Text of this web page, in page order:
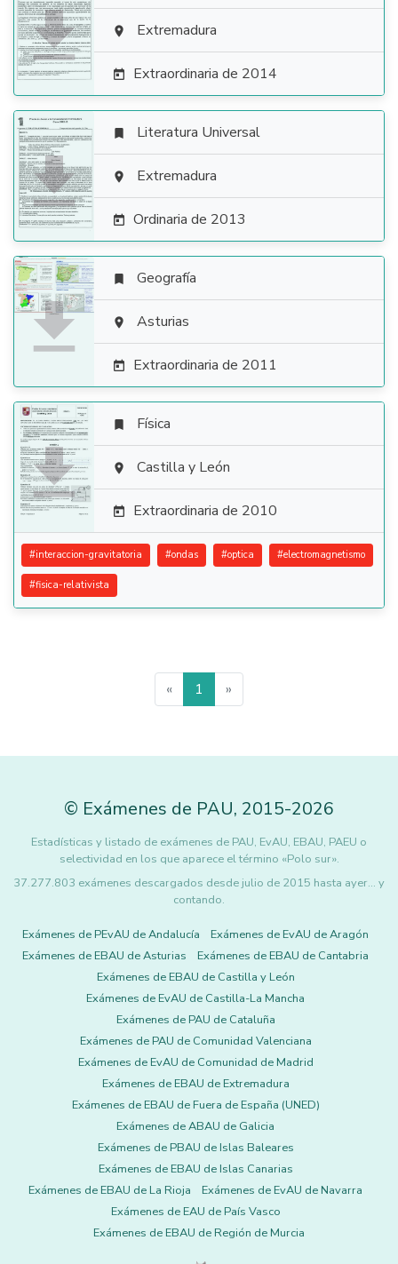
  Extremadura
 Extraordinaria de 2014

 Literatura Universal
 Extremadura
 Ordinaria de 2013

 Geografía
 Asturias
 Extraordinaria de 2011

 Física
 Castilla y León
 Extraordinaria de 2010
#interaccion-gravitatoria #ondas #optica #electromagnetismo
#fisica-relativista
« 1 »
© Exámenes de PAU, 2015-2026
Estadísticas y listado de exámenes de PAU, EvAU, EBAU, PAEU o
selectividad en los que aparece el término «Polo sur».
37.277.803 exámenes descargados desde julio de 2015 hasta ayer... y
contando.
Exámenes de PEvAU de Andalucía
Exámenes de EvAU de Aragón
Exámenes de EBAU de Asturias
Exámenes de EBAU de Cantabria
Exámenes de EBAU de Castilla y León
Exámenes de EvAU de Castilla-La Mancha
Exámenes de PAU de Cataluña
Exámenes de PAU de Comunidad Valenciana
Exámenes de EvAU de Comunidad de Madrid
Exámenes de EBAU de Extremadura
Exámenes de EBAU de Fuera de España (UNED)
Exámenes de ABAU de Galicia
Exámenes de PBAU de Islas Baleares
Exámenes de EBAU de Islas Canarias
Exámenes de EBAU de La Rioja
Exámenes de EvAU de Navarra
Exámenes de EAU de País Vasco
Exámenes de EBAU de Región de Murcia